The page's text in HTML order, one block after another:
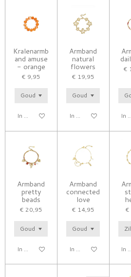
Kralenarmb
and amuse
- orange
€ 9,95
In winkelwagen
Armband
natural
flowers
€ 19,95
In winkelwagen
€
In
Armband
pretty
beads
€ 20,95
In winkelwagen
Armband
connected
love
€ 14,95
In winkelwagen
€
In